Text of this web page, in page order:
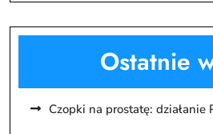
Ostatnie
Czopki na prostatę: działanie